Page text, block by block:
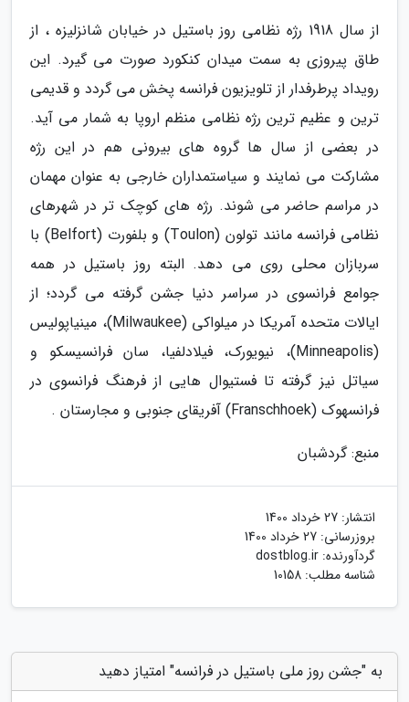
از سال 1918 رژه نظامی روز باستیل در خیابان شانزلیزه ، از
طاق پیروزی به سمت میدان کنکورد صورت می گیرد. این
رویداد پرطرفدار از تلویزیون فرانسه پخش می گردد و قدیمی
ترین و عظیم ترین رژه نظامی منظم اروپا به شمار می آید.
در بعضی از سال ها گروه های بیرونی هم در این رژه
مشارکت می نمایند و سیاستمداران خارجی به عنوان مهمان
در مراسم حاضر می شوند. رژه های کوچک تر در شهرهای
نظامی فرانسه مانند تولون (Toulon) و بلفورت (Belfort) با
سربازان محلی روی می دهد. البته روز باستیل در همه
جوامع فرانسوی در سراسر دنیا جشن گرفته می گردد؛ از
ایالات متحده آمریکا در میلواکی (Milwaukee)، مینیاپولیس
(Minneapolis)، نیویورک، فیلادلفیا، سان فرانسیسکو و
سیاتل نیز گرفته تا فستیوال هایی از فرهنگ فرانسوی در
فرانسهوک (Franschhoek) آفریقای جنوبی و مجارستان .
منبع: گردشبان
انتشار: 27 خرداد 1400
بروزرسانی: 27 خرداد 1400
گردآورنده: dostblog.ir
شناسه مطلب: 10158
به "جشن روز ملی باستیل در فرانسه" امتیاز دهید